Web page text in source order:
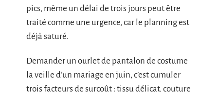
pics, même un délai de trois jours peut être
traité comme une urgence, car le planning est
déjà saturé.
Demander un ourlet de pantalon de costume
la veille d’un mariage en juin, c’est cumuler
trois facteurs de surcoût : tissu délicat, couture